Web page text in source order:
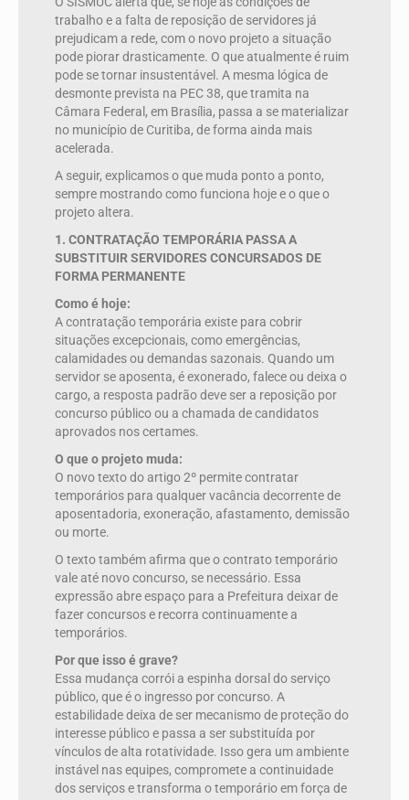
trabalho e a falta de reposição de servidores já
prejudicam a rede, com o novo projeto a situação
pode piorar drasticamente. O que atualmente é ruim
pode se tornar insustentável. A mesma lógica de
desmonte prevista na PEC 38, que tramita na
Câmara Federal, em Brasília, passa a se materializar
no município de Curitiba, de forma ainda mais
acelerada.
A seguir, explicamos o que muda ponto a ponto,
sempre mostrando como funciona hoje e o que o
projeto altera.
1. CONTRATAÇÃO TEMPORÁRIA PASSA A
SUBSTITUIR SERVIDORES CONCURSADOS DE
FORMA PERMANENTE
Como é hoje:
A contratação temporária existe para cobrir
situações excepcionais, como emergências,
calamidades ou demandas sazonais. Quando um
servidor se aposenta, é exonerado, falece ou deixa o
cargo, a resposta padrão deve ser a reposição por
concurso público ou a chamada de candidatos
aprovados nos certames.
O que o projeto muda:
O novo texto do artigo 2º permite contratar
temporários para qualquer vacância decorrente de
aposentadoria, exoneração, afastamento, demissão
ou morte.
O texto também afirma que o contrato temporário
vale até novo concurso, se necessário. Essa
expressão abre espaço para a Prefeitura deixar de
fazer concursos e recorra continuamente a
temporários.
Por que isso é grave?
Essa mudança corrói a espinha dorsal do serviço
público, que é o ingresso por concurso. A
estabilidade deixa de ser mecanismo de proteção do
interesse público e passa a ser substituída por
vínculos de alta rotatividade. Isso gera um ambiente
instável nas equipes, compromete a continuidade
dos serviços e transforma o temporário em força de